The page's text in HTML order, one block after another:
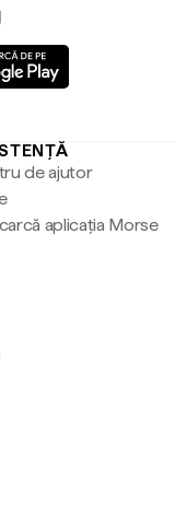
de ajutor
aplicația Morse